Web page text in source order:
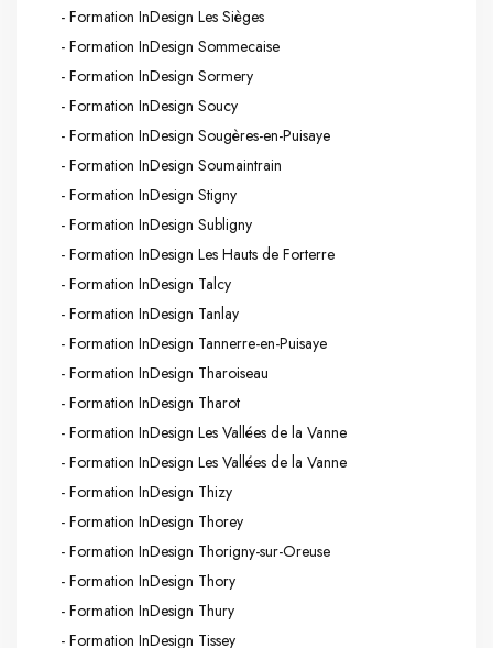
- Formation InDesign Les Sièges
- Formation InDesign Sommecaise
- Formation InDesign Sormery
- Formation InDesign Soucy
- Formation InDesign Sougères-en-Puisaye
- Formation InDesign Soumaintrain
- Formation InDesign Stigny
- Formation InDesign Subligny
- Formation InDesign Les Hauts de Forterre
- Formation InDesign Talcy
- Formation InDesign Tanlay
- Formation InDesign Tannerre-en-Puisaye
- Formation InDesign Tharoiseau
- Formation InDesign Tharot
- Formation InDesign Les Vallées de la Vanne
- Formation InDesign Les Vallées de la Vanne
- Formation InDesign Thizy
- Formation InDesign Thorey
- Formation InDesign Thorigny-sur-Oreuse
- Formation InDesign Thory
- Formation InDesign Thury
- Formation InDesign Tissey